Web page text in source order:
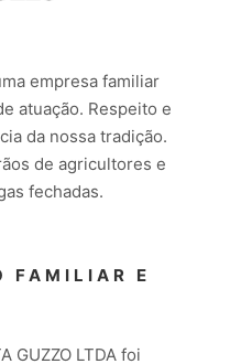
empresa familiar
atuação. Respeito e
da nossa tradição.
de agricultores e
fechadas.
FAMILIAR E
GUZZO LTDA foi